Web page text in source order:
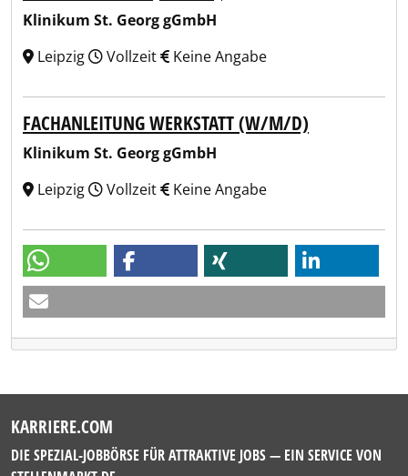
Klinikum St. Georg gGmbH
Leipzig
Vollzeit Keine Angabe
FACHANLEITUNG WERKSTATT (W/M/D)
Klinikum St. Georg gGmbH
Leipzig
Vollzeit Keine Angabe
KARRIERE.COM
DIE SPEZIAL-JOBBÖRSE FÜR ATTRAKTIVE JOBS — EIN SERVICE VON